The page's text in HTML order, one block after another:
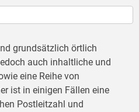
grundsätzlich örtlich
auch inhaltliche und
eine Reihe von
ist in einigen Fällen eine
Postleitzahl und